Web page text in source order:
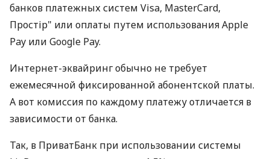
банков платежных систем Visa, MasterCard,
Простір" или оплаты путем использования Apple
Pay или Google Pay.
Интернет-эквайринг обычно не требует
ежемесячной фиксированной абонентской платы.
А вот комиссия по каждому платежу отличается в
зависимости от банка.
Так, в ПриватБанк при использовании системы